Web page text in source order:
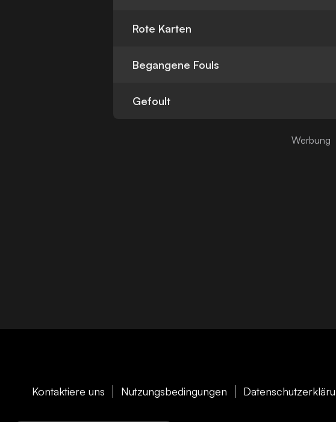
Rote Karten
Begangene Fouls
Gefoult
Kontaktiere uns Nutzungsbedingungen